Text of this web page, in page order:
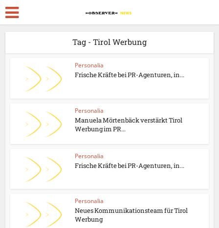
Tag - Tirol Werbung
Personalia
Frische Kräfte bei PR-Agenturen, in...
Personalia
Manuela Mörtenbäck verstärkt Tirol
Werbung im PR...
Personalia
Frische Kräfte bei PR-Agenturen, in...
Personalia
Neues Kommunikationsteam für Tirol
Werbung